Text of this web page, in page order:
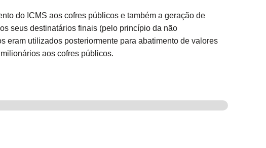
do ICMS aos cofres públicos e também a geração de
seus destinatários finais (pelo princípio da não
eram utilizados posteriormente para abatimento de valores
aos cofres públicos.